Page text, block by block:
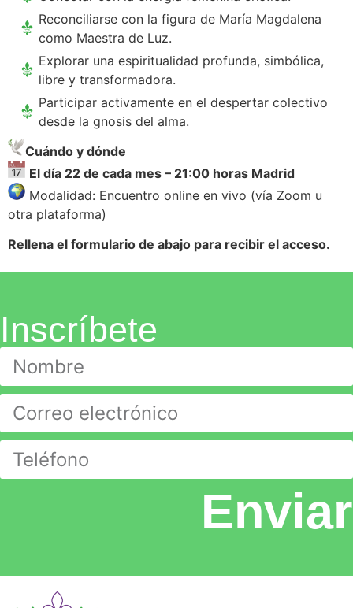
Reconciliarse con la figura de María Magdalena
como Maestra de Luz.
Explorar una espiritualidad profunda, simbólica,
libre y transformadora.
Participar activamente en el despertar colectivo
desde la gnosis del alma.
Cuándo y dónde
El día 22 de cada mes – 21:00 horas Madrid
Modalidad: Encuentro online en vivo (vía Zoom u
otra plataforma)
Rellena el formulario de abajo para recibir el acceso.
Inscríbete
Enviar